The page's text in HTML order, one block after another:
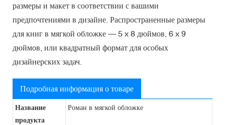
размеры и макет в соответствии с вашими
предпочтениями в дизайне. Распространенные размеры
для книг в мягкой обложке — 5 x 8 дюймов, 6 x 9
дюймов, или квадратный формат для особых
дизайнерских задач.
Подробная информация о товаре
Название
продукта
Роман в мягкой обложке